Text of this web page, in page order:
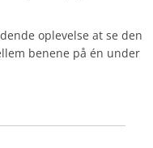
oplevelse at se den
benene på én under